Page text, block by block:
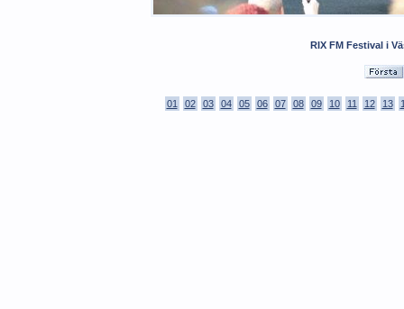
RIX FM Festival i
01 02 03 04 05 06 07 08 09 10 11 12 13